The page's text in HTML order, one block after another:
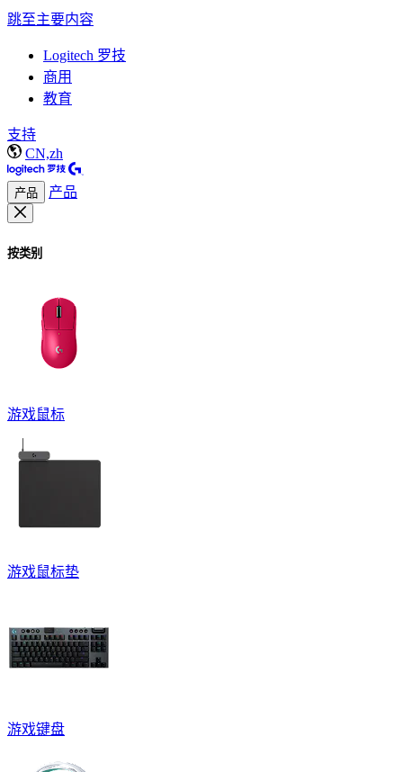
跳至主要内容
Logitech 罗技
商用
教育
支持
CN,zh
产品 产品
按类别
游戏鼠标
游戏鼠标垫
游戏键盘